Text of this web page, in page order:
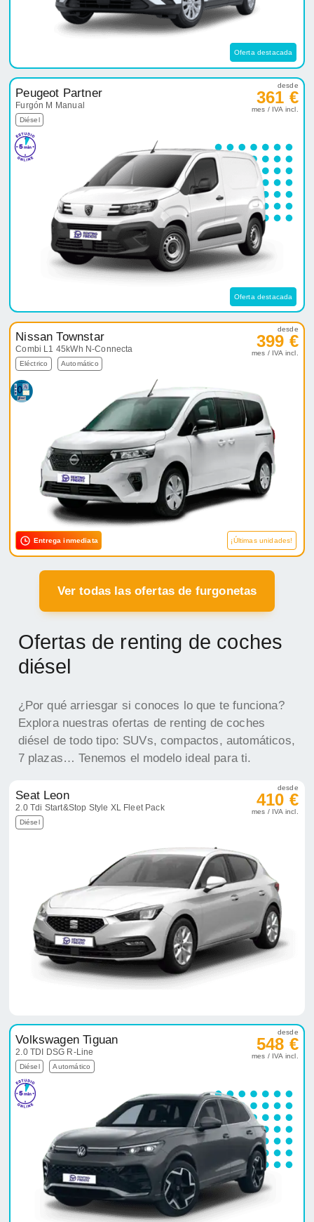
Oferta destacada
Peugeot Partner
Furgón M Manual
Diésel
desde
361 €
mes / IVA incl.
Oferta destacada
Nissan Townstar
Combi L1 45kWh N-Connecta
Eléctrico Automático
desde
399 €
mes / IVA incl.
Entrega inmediata ¡Últimas unidades!
Ver todas las ofertas de furgonetas
Ofertas de renting de coches
diésel
¿Por qué arriesgar si conoces lo que te funciona?
Explora nuestras ofertas de renting de coches
diésel de todo tipo: SUVs, compactos, automáticos,
7 plazas… Tenemos el modelo ideal para ti.
Seat Leon
2.0 Tdi Start&Stop Style XL Fleet Pack
Diésel
desde
410 €
mes / IVA incl.
Volkswagen Tiguan
2.0 TDI DSG R-Line
Diésel Automático
desde
548 €
mes / IVA incl.